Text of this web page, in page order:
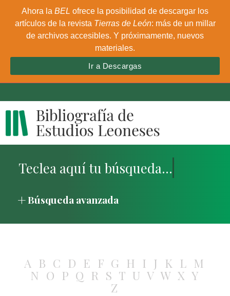
Búsqueda avanzada
A B C D E F G H I J K L M
N O P Q R S T U V W X Y
Z
Ahora la BEL ofrece la posibilidad de descargar los
artículos de la revista Tierras de León: más de un millar
de archivos accesibles. Y próximamente, nuevos
materiales.
Ir a Descargas